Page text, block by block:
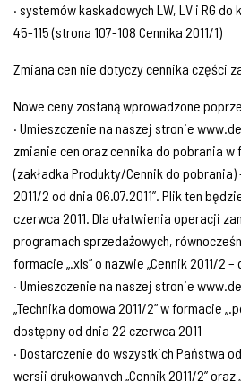
· systemów kaskadowych LW, LV i RG do
45-115 (strona 107-108 Cennika 2011/1)
Zmiana cen nie dotyczy cennika części
Nowe ceny zostaną wprowadzone
· Umieszczenie na naszej stronie
zmianie cen oraz cennika do pobrania w
(zakładka Produkty/Cennik do pobrania)
2011/2 od dnia 06.07.2011”. Plik ten
czerwca 2011. Dla ułatwienia operacji
programach sprzedażowych,
formacie „.xls” o nazwie „Cennik 2011/2 –
· Umieszczenie na naszej stronie
„Technika domowa 2011/2” w formacie
dostępny od dnia 22 czerwca 2011
· Dostarczenie do wszystkich Państwa
wersji drukowanych „Cennik 2011/2” oraz